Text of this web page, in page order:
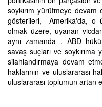
soykırım yürütmeye
gösterileri, Amerika'da, o
olmak üzere, uyanan
aynı zamanda , ABD
savaş suçları ve
silahlandırmaya devam
haklarının ve uluslararası
uluslararası toplumun artan